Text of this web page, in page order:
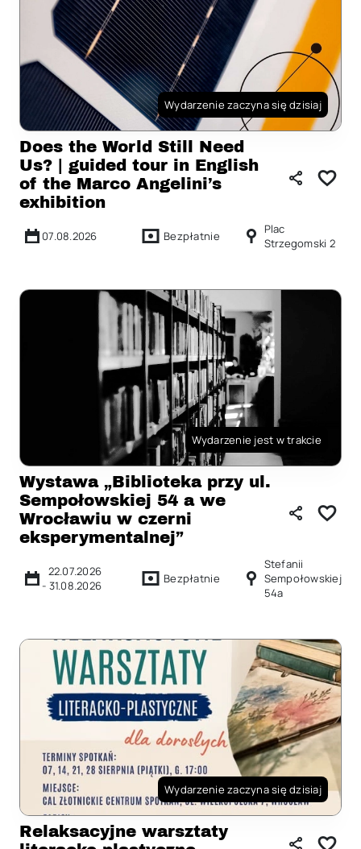
Wydarzenie zaczyna się dzisiaj
Does the World Still Need
Us? | guided tour in English
of the Marco Angelini’s
exhibition
07.08.2026 Bezpłatnie
Plac
Strzegomski 2
Wydarzenie jest w trakcie
Wystawa „Biblioteka przy ul.
Sempołowskiej 54 a we
Wrocławiu w czerni
eksperymentalnej”
22.07.2026
- 31.08.2026 Bezpłatnie
Stefanii
Sempołowskiej
54a
Wydarzenie zaczyna się dzisiaj
Relaksacyjne warsztaty